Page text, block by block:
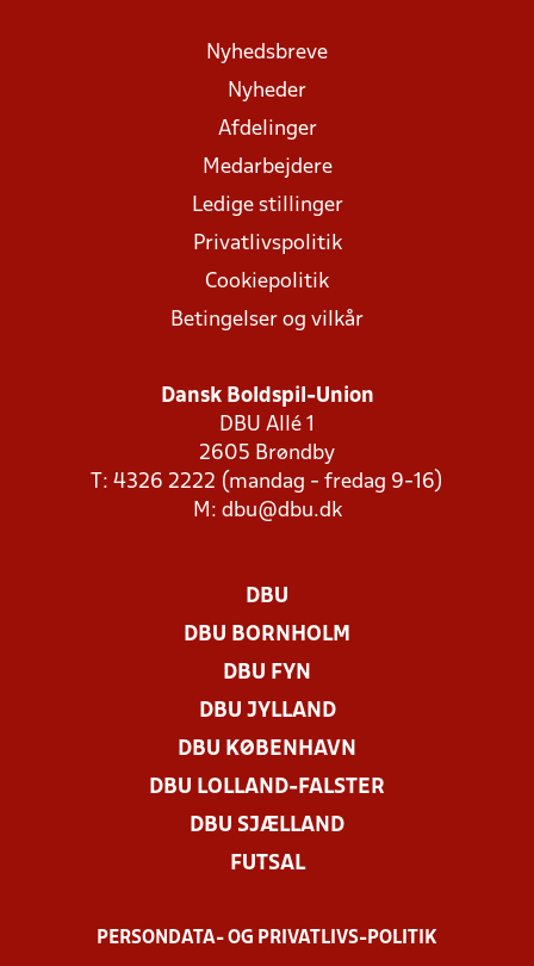
Nyhedsbreve
Nyheder
Afdelinger
Medarbejdere
Ledige stillinger
Privatlivspolitik
Cookiepolitik
Betingelser og vilkår
Dansk Boldspil-Union
DBU Allé 1
2605 Brøndby
T: 4326 2222 (mandag - fredag 9-16)
M: dbu@dbu.dk
DBU
DBU BORNHOLM
DBU FYN
DBU JYLLAND
DBU KØBENHAVN
DBU LOLLAND-FALSTER
DBU SJÆLLAND
FUTSAL
PERSONDATA- OG PRIVATLIVS-POLITIK